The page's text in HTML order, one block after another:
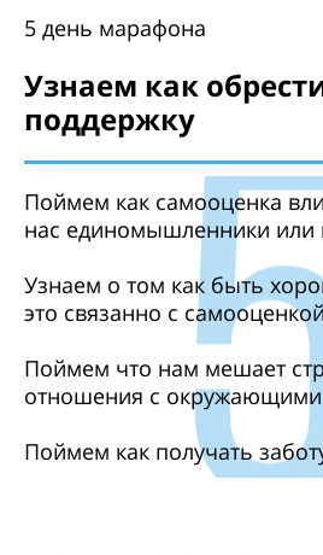
5 день марафона
Узнаем как
поддержку
Поймем как самооценка
нас единомышленники или
Узнаем о том как быть
это связанно с самооценкой
Поймем что нам мешает
отношения с окружающими
Поймем как получать